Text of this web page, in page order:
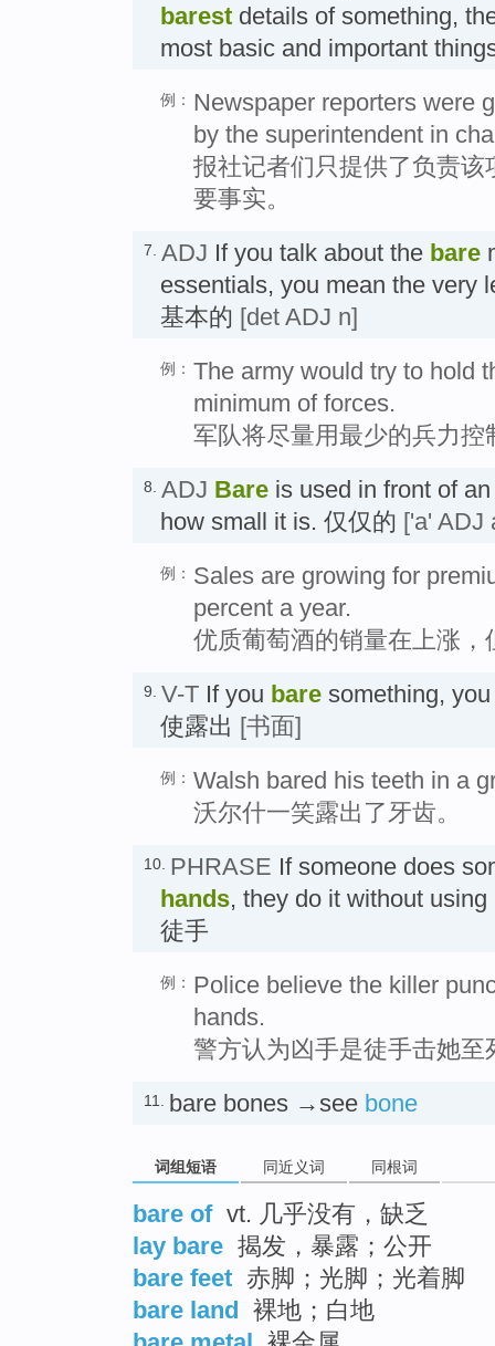
barest details of something,
most basic and important
例： Newspaper reporters were
by the superintendent in
报社记者们只提供了负责
要事实。
7. ADJ If you talk about the bare
essentials, you mean the very
基本的 [det ADJ n]
例： The army would try to hold
minimum of forces.
军队将尽量用最少的兵力控
8. ADJ Bare is used in front of
how small it is. 仅仅的 ['a' ADJ
例： Sales are growing for
percent a year.
优质葡萄酒的销量在上涨，
9. V-T If you bare something,
使露出 [书面]
例： Walsh bared his teeth in a
沃尔什一笑露出了牙齿。
10. PHRASE If someone does
hands, they do it without
徒手
例： Police believe the killer
hands.
警方认为凶手是徒手击她至
11. bare bones →see bone
词组短语 同近义词 同根词
bare of vt. 几乎没有，缺乏
lay bare 揭发，暴露；公开
bare feet 赤脚；光脚；光着脚
bare land 裸地；白地